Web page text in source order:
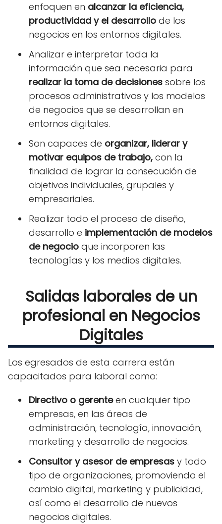
enfoquen en alcanzar la eficiencia,
productividad y el desarrollo de los
negocios en los entornos digitales.
Analizar e interpretar toda la
información que sea necesaria para
realizar la toma de decisiones sobre los
procesos administrativos y los modelos
de negocios que se desarrollan en
entornos digitales.
Son capaces de organizar, liderar y
motivar equipos de trabajo, con la
finalidad de lograr la consecución de
objetivos individuales, grupales y
empresariales.
Realizar todo el proceso de diseño,
desarrollo e implementación de modelos
de negocio que incorporen las
tecnologías y los medios digitales.
Salidas laborales de un
profesional en Negocios
Digitales
Los egresados de esta carrera están
capacitados para laboral como:
Directivo o gerenteen cualquier tipo
empresas, en las áreas de
administración, tecnología, innovación,
marketing y desarrollo de negocios.
Consultor y asesor de empresas y todo
tipo de organizaciones, promoviendo el
cambio digital, marketing y publicidad,
así como el desarrollo de nuevos
negocios digitales.